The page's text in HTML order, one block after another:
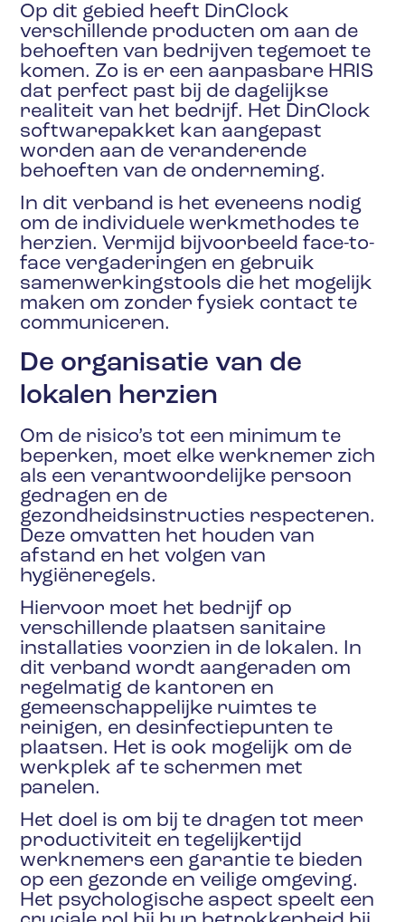
Op dit gebied heeft DinClock
verschillende producten om aan de
behoeften van bedrijven tegemoet te
komen. Zo is er een aanpasbare HRIS
dat perfect past bij de dagelijkse
realiteit van het bedrijf. Het DinClock
softwarepakket kan aangepast
worden aan de veranderende
behoeften van de onderneming.
In dit verband is het eveneens nodig
om de individuele werkmethodes te
herzien. Vermijd bijvoorbeeld face-to-
face vergaderingen en gebruik
samenwerkingstools die het mogelijk
maken om zonder fysiek contact te
communiceren.
De organisatie van de
lokalen herzien
Om de risico’s tot een minimum te
beperken, moet elke werknemer zich
als een verantwoordelijke persoon
gedragen en de
gezondheidsinstructies respecteren.
Deze omvatten het houden van
afstand en het volgen van
hygiëneregels.
Hiervoor moet het bedrijf op
verschillende plaatsen sanitaire
installaties voorzien in de lokalen. In
dit verband wordt aangeraden om
regelmatig de kantoren en
gemeenschappelijke ruimtes te
reinigen, en desinfectiepunten te
plaatsen. Het is ook mogelijk om de
werkplek af te schermen met
panelen.
Het doel is om bij te dragen tot meer
productiviteit en tegelijkertijd
werknemers een garantie te bieden
op een gezonde en veilige omgeving.
Het psychologische aspect speelt een